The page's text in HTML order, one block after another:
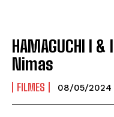
HAMAGUCHI I
Nimas
FILMES 08/05/2024